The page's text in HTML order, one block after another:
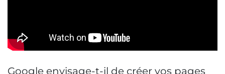
Google envisage-t-il de créer vos pages